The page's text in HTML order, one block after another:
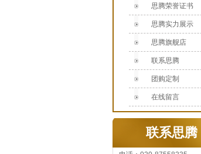
思腾荣誉证书
思腾实力展示
思腾旗舰店
联系思腾
团购定制
在线留言
联系思腾